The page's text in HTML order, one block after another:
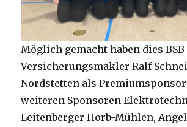
Möglich gemacht haben dies BSB
Versicherungsmakler Ralf
Nordstetten als
weiteren Sponsoren
Leitenberger Horb-Mühlen,